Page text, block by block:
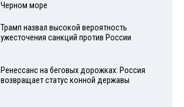
Черном море
Трамп назвал высокой вероятность
ужесточения санкций против России
Ренессанс на беговых дорожках: Россия
возвращает статус конной державы